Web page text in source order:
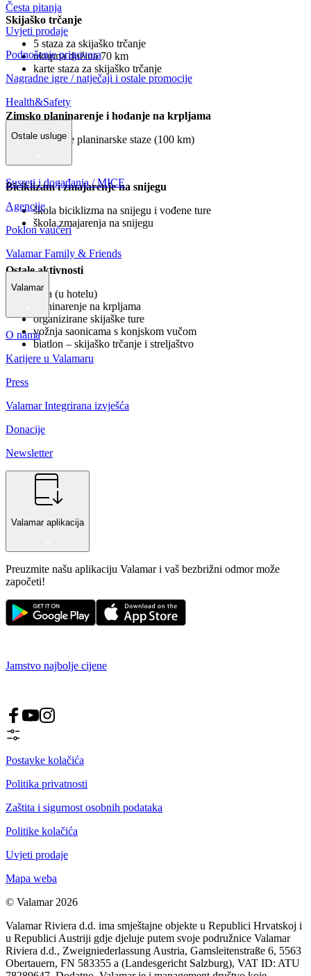
Skijaško trčanje
5 staza za skijaško trčanje
ukupna dužina 70 km
karte staza za skijaško trčanje
Zimsko planinarenje i hodanje na krpljama
označene planinarske staze (100 km)
Biciklizam i zmajarenje na snijegu
škola biciklizma na snijegu i vođene ture
škola zmajarenja na snijegu
Ostale aktivnosti
joga (u hotelu)
planinarenje na krpljama
organizirane skijaške ture
vožnja saonicama s konjskom vučom
biatlon – skijaško trčanje i streljaštvo
Česta pitanja
Uvjeti prodaje
Podnošenje prigovora
Nagradne igre / natječaji i ostale promocije
Health&Safety
Ostale usluge
Susreti i događanja / MICE
Agencije
Poklon vaučeri
Valamar Family & Friends
Valamar
O nama
Karijere u Valamaru
Press
Valamar Integrirana izvješća
Donacije
Newsletter
Valamar aplikacija
Preuzmite našu aplikaciju Valamar i vaš bezbrižni odmor može
započeti!
Jamstvo najbolje cijene
Postavke kolačića
Politika privatnosti
Zaštita i sigurnost osobnih podataka
Politike kolačića
Uvjeti prodaje
Mapa weba
© Valamar 2026
Valamar Riviera d.d. ima smještajne objekte u Republici Hrvatskoj i
u Republici Austriji gdje djeluje putem svoje podružnice Valamar
Riviera d.d., Zweigniederlassung Austria, Gamsleitenstraße 6, 5563
Obertauern, FN 583355 a (Landesgericht Salzburg), VAT ID: ATU